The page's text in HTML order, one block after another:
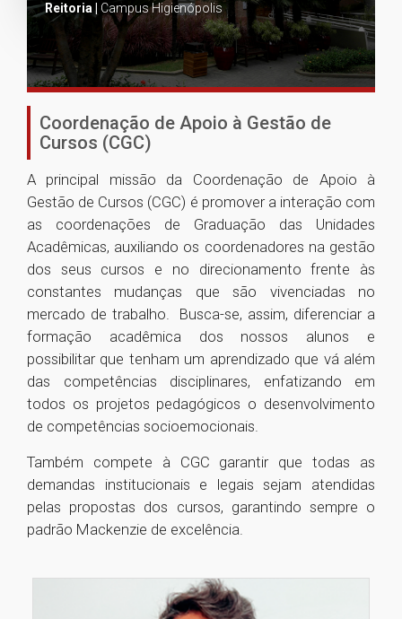
Reitoria | Campus Higienópolis
Coordenação de Apoio à Gestão de
Cursos (CGC)
A principal missão da Coordenação de Apoio à
Gestão de Cursos (CGC) é promover a interação com
as coordenações de Graduação das Unidades
Acadêmicas, auxiliando os coordenadores na gestão
dos seus cursos e no direcionamento frente às
constantes mudanças que são vivenciadas no
mercado de trabalho. Busca-se, assim, diferenciar a
formação acadêmica dos nossos alunos e
possibilitar que tenham um aprendizado que vá além
das competências disciplinares, enfatizando em
todos os projetos pedagógicos o desenvolvimento
de competências socioemocionais.
Também compete à CGC garantir que todas as
demandas institucionais e legais sejam atendidas
pelas propostas dos cursos, garantindo sempre o
padrão Mackenzie de excelência.